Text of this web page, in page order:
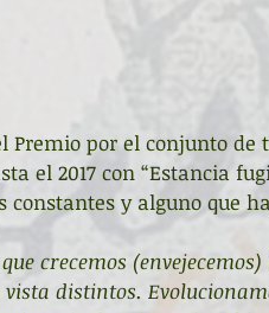
Premio por el conjunto de
el 2017 con “Estancia
constantes y alguno que
crecemos
vista distintos.